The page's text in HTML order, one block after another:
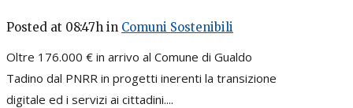
Posted at 08:47h in Comuni Sostenibili
Oltre 176.000 € in arrivo al Comune di Gualdo
Tadino dal PNRR in progetti inerenti la transizione
digitale ed i servizi ai cittadini....